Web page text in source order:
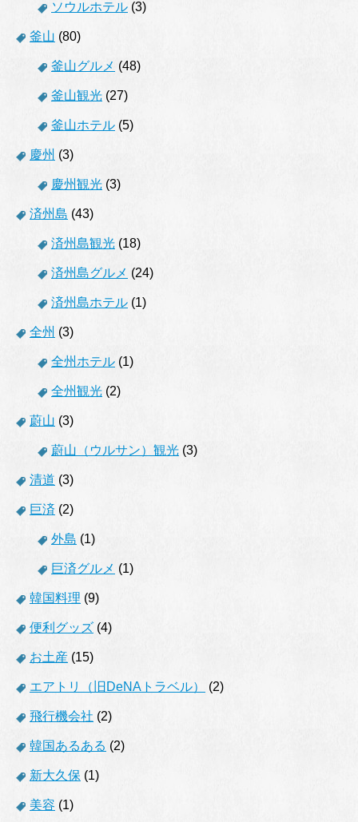
ソウルホテル (3)
釜山 (80)
釜山グルメ (48)
釜山観光 (27)
釜山ホテル (5)
慶州 (3)
慶州観光 (3)
済州島 (43)
済州島観光 (18)
済州島グルメ (24)
済州島ホテル (1)
全州 (3)
全州ホテル (1)
全州観光 (2)
蔚山 (3)
蔚山（ウルサン）観光 (3)
清道 (3)
巨済 (2)
外島 (1)
巨済グルメ (1)
韓国料理 (9)
便利グッズ (4)
お土産 (15)
エアトリ（旧DeNAトラベル） (2)
飛行機会社 (2)
韓国あるある (2)
新大久保 (1)
美容 (1)